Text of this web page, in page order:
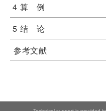
4 算 例
5 结 论
参考文献